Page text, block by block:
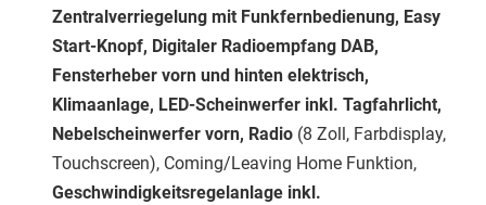
Zentralverriegelung mit Funkfernbedienung, Easy
Start-Knopf, Digitaler Radioempfang DAB,
Fensterheber vorn und hinten elektrisch,
Klimaanlage, LED-Scheinwerfer inkl. Tagfahrlicht,
Nebelscheinwerfer vorn, Radio (8 Zoll, Farbdisplay,
Touchscreen), Coming/Leaving Home Funktion,
Geschwindigkeitsregelanlage inkl.